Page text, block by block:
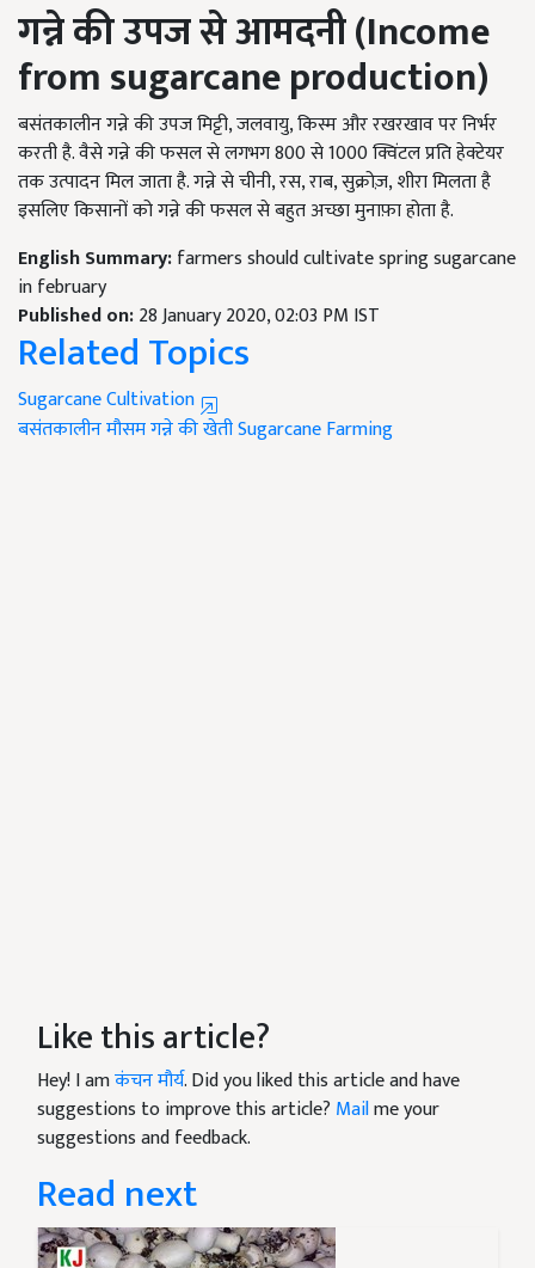
गन्ने की उपज से आमदनी (Income
from sugarcane production)
बसंतकालीन गन्ने की उपज मिट्टी, जलवायु, किस्म और रखरखाव पर निर्भर
करती है. वैसे गन्ने की फसल से लगभग 800 से 1000 क्विंटल प्रति हेक्टेयर
तक उत्पादन मिल जाता है. गन्ने से चीनी, रस, राब, सुक्रोज़, शीरा मिलता है
इसलिए किसानों को गन्ने की फसल से बहुत अच्छा मुनाफ़ा होता है.
English Summary:farmers should cultivate spring sugarcane
in february
Published on:28 January 2020, 02:03 PM IST
Related Topics
Sugarcane Cultivation
बसंतकालीन मौसमगन्ने की खेतीSugarcane Farming
Like this article?
Hey! I amकंचन मौर्य. Did you liked this article and have
suggestions to improve this article? Mailme your
suggestions and feedback.
Read next